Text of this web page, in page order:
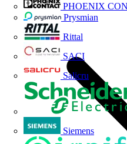
PHOENIX
Prysmian
Rittal
SACI
Salicru
Siemens